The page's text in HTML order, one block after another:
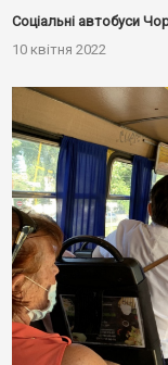
10 квітня 2022